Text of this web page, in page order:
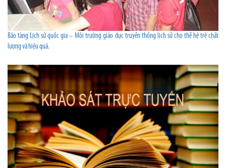
Bảo tàng Lịch sử quốc gia – Môi trường giáo dục truyền thống lịch sử cho thế hệ trẻ chất
lượng và hiệu quả.